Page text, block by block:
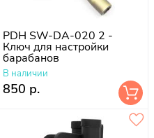
PDH SW-DA-020 2 -
Ключ для настройки
барабанов
В наличии
850 р.